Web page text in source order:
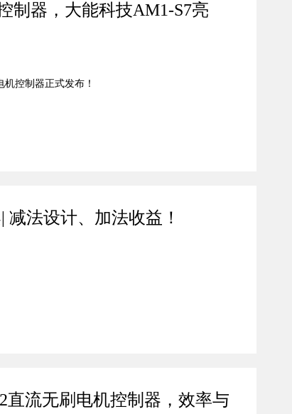
制器，大能科技AM1-S7亮
控制器正式发布！
法设计、加法收益！
直流无刷电机控制器，效率与